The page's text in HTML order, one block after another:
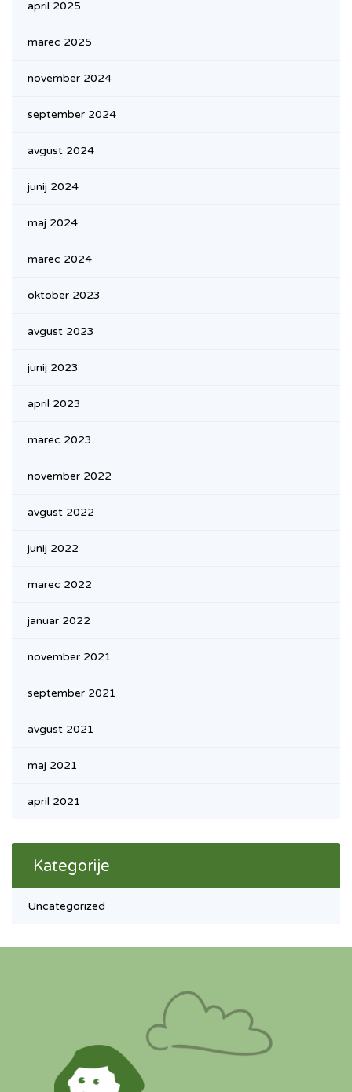
april 2025
marec 2025
november 2024
september 2024
avgust 2024
junij 2024
maj 2024
marec 2024
oktober 2023
avgust 2023
junij 2023
april 2023
marec 2023
november 2022
avgust 2022
junij 2022
marec 2022
januar 2022
november 2021
september 2021
avgust 2021
maj 2021
april 2021
Kategorije
Uncategorized